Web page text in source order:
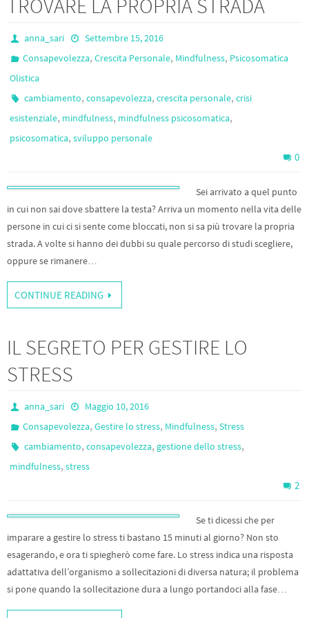
TROVARE LA PROPRIA STRADA
anna_sari
Settembre 15, 2016
Consapevolezza,Crescita Personale, Mindfulness, Psicosomatica
Olistica
cambiamento,consapevolezza,crescita personale,crisi
esistenziale, mindfulness, mindfulness psicosomatica,
psicosomatica, sviluppo personale
0
Sei arrivato a quel punto
in cui non sai dove sbattere la testa? Arriva un momento nella vita delle
persone in cui ci si sente come bloccati, non si sa più trovare la propria
strada. A volte si hanno dei dubbi su quale percorso di studi scegliere,
oppure se rimanere…
CONTINUE READING
IL SEGRETO PER GESTIRE LO
STRESS
anna_sari
Maggio 10, 2016
Consapevolezza,Gestire lo stress, Mindfulness,Stress
cambiamento,consapevolezza, gestione dello stress,
mindfulness, stress
2
Se ti dicessi che per
imparare a gestire lo stress ti bastano 15 minuti al giorno? Non sto
esagerando, e ora ti spiegherò come fare. Lo stress indica una risposta
adattativa dell’organismo a sollecitazioni di diversa natura; il problema
si pone quando la sollecitazione dura a lungo portandoci alla fase…